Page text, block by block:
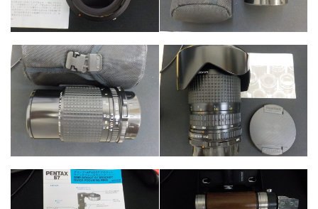
カテゴリー カメラ・レンズ
カテゴリー カメラ・レンズ カテゴリー カメラ・レンズ